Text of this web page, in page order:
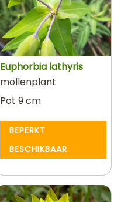
Euphorbia lathyris
mollenplant
Pot 9 cm
BEPERKT
BESCHIKBAAR